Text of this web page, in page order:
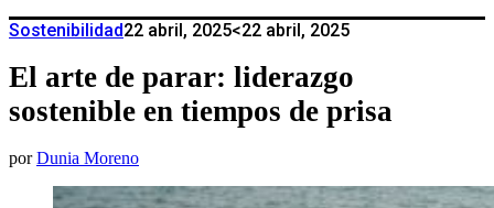
Sostenibilidad22 abril, 2025<22 abril, 2025
El arte de parar: liderazgo
sostenible en tiempos de prisa
por Dunia Moreno